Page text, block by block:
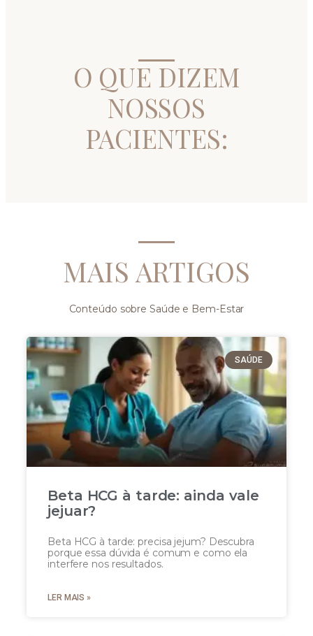
O QUE DIZEM
NOSSOS
PACIENTES:
MAIS ARTIGOS
Conteúdo sobre Saúde e Bem-Estar
SAÚDE
Beta HCG à tarde: ainda vale
jejuar?
Beta HCG à tarde: precisa jejum? Descubra
porque essa dúvida é comum e como ela
interfere nos resultados.
LER MAIS »